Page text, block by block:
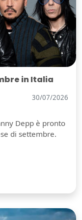
in Italia
30/07/2026
Depp è pronto
di settembre.